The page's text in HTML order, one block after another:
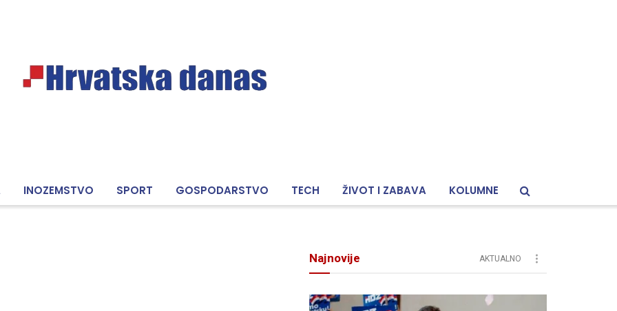
INOZEMSTVO SPORT GOSPODARSTVO TECH ŽIVOT I ZABAVA KOLUMNE
Najnovije AKTUALNO